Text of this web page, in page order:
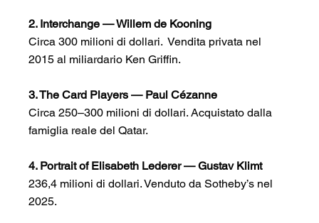
2. Interchange — Willem de Kooning
Circa 300 milioni di dollari.  Vendita privata nel
2015 al miliardario Ken Griffin.
3. The Card Players — Paul Cézanne
Circa 250–300 milioni di dollari. Acquistato dalla
famiglia reale del Qatar.
4. Portrait of Elisabeth Lederer — Gustav Klimt
236,4 milioni di dollari. Venduto da Sotheby’s nel
2025.